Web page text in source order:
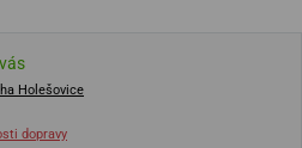
Holešovice
dopravy